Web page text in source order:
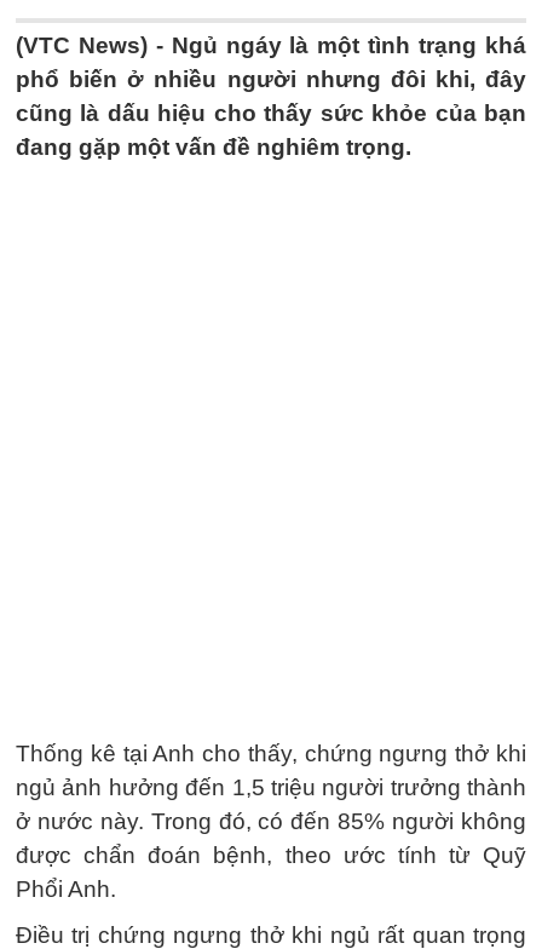
(VTC News) - Ngủ ngáy là một tình trạng khá
phổ biến ở nhiều người nhưng đôi khi, đây
cũng là dấu hiệu cho thấy sức khỏe của bạn
đang gặp một vấn đề nghiêm trọng.
Thống kê tại Anh cho thấy, chứng ngưng thở khi
ngủ ảnh hưởng đến 1,5 triệu người trưởng thành
ở nước này. Trong đó, có đến 85% người không
được chẩn đoán bệnh, theo ước tính từ Quỹ
Phổi Anh.
Điều trị chứng ngưng thở khi ngủ rất quan trọng